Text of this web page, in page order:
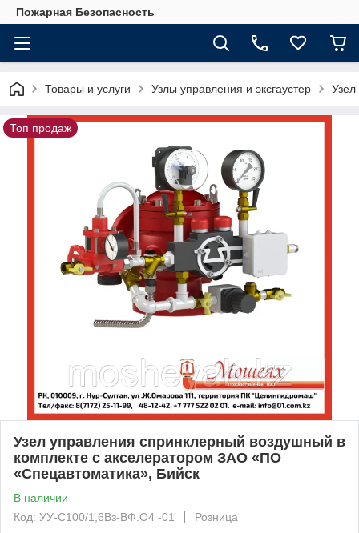
Пожарная Безопасность
Товары и услуги Узлы управления и эксгаустер
Топ продаж
Узел управления спринклерный воздушный в
комплекте с акселератором ЗАО «ПО
«Спецавтоматика», Бийск
В наличии
Код: УУ-С100/1,6Вз-ВФ.О4 -01
Розница